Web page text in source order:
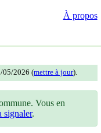
À propos
05/2026 (mettre à jour).
Vous en
signaler.